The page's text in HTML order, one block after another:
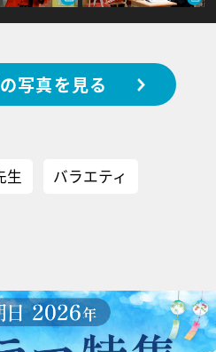
写真を見る
生 バラエティ